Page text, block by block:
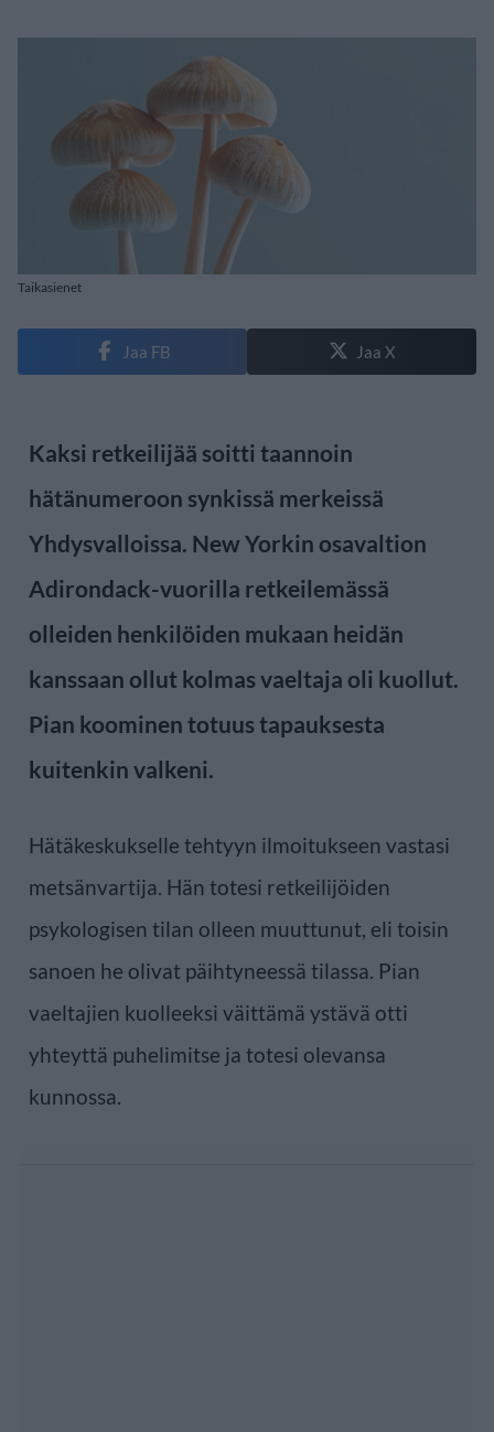
Taikasienet
Jaa FB Jaa X
Kaksi retkeilijää soitti taannoin
hätänumeroon synkissä merkeissä
Yhdysvalloissa. New Yorkin osavaltion
Adirondack-vuorilla retkeilemässä
olleiden henkilöiden mukaan heidän
kanssaan ollut kolmas vaeltaja oli kuollut.
Pian koominen totuus tapauksesta
kuitenkin valkeni.
Hätäkeskukselle tehtyyn ilmoitukseen vastasi
metsänvartija. Hän totesi retkeilijöiden
psykologisen tilan olleen muuttunut, eli toisin
sanoen he olivat päihtyneessä tilassa. Pian
vaeltajien kuolleeksi väittämä ystävä otti
yhteyttä puhelimitse ja totesi olevansa
kunnossa.